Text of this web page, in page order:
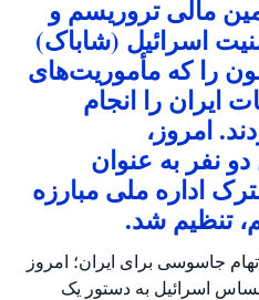
مالی تروریسم و
اسرائیل (شاباک)
را که مأموریت‌های
ایران را انجام
امروز،
نفر به عنوان
اداره ملی مبارزه
تنظیم شد.
جاسوسی برای ایران؛ امروز
اسرائیل به دستور یک